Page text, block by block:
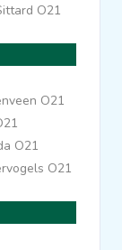
O21
O21
O21
O21